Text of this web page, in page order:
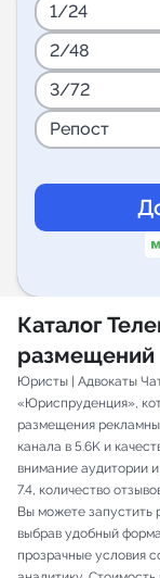
1/24
2/48
3/72
Репост
Каталог
размещений
Юристы | Адвокаты
«Юриспруденция»,
размещения
канала в 5.6K и
внимание аудитории и
7.4, количество
Вы можете запустить
выбрав удобный
прозрачные условия